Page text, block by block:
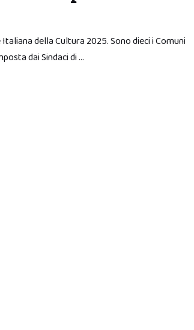
della Cultura 2025. Sono dieci i Comuni
dai Sindaci di …